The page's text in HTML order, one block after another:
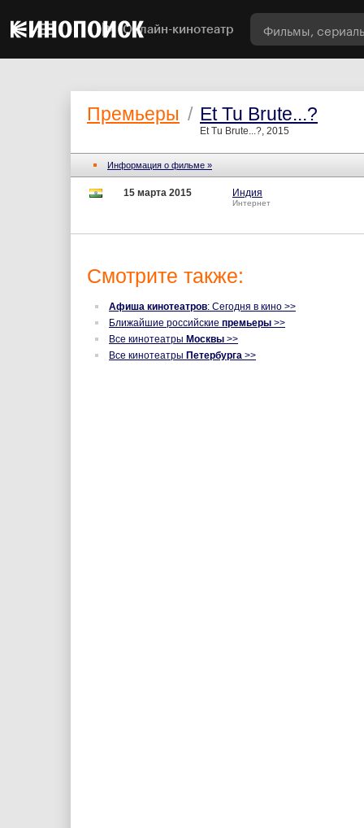
Онлайн-кинотеатр
Премьеры / Et Tu Brute...?
Et Tu Brute...?, 2015
Информация о фильме »
15 марта 2015 Индия
Интернет
Смотрите также:
Афиша кинотеатров: Сегодня в кино >>
Ближайшие российские премьеры >>
Все кинотеатры Москвы >>
Все кинотеатры Петербурга >>